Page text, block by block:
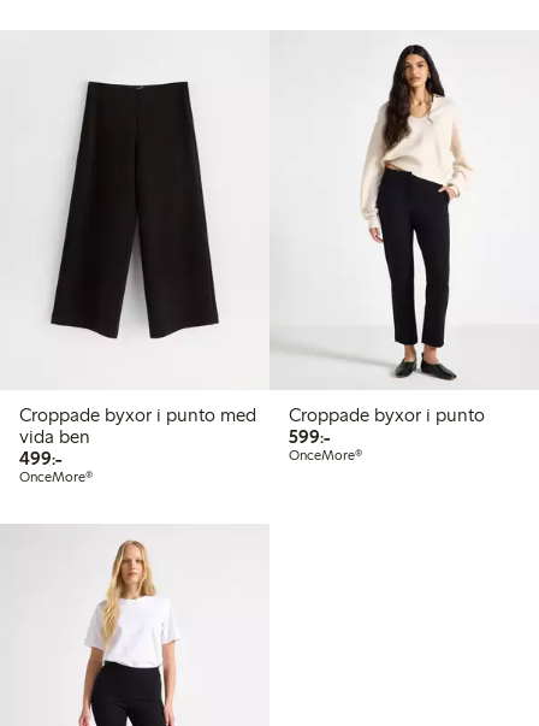
Croppade byxor i punto med
vida ben
499:-499,00 kr
OnceMore®
Croppade byxor i punto
599:-599,00 kr
OnceMore®